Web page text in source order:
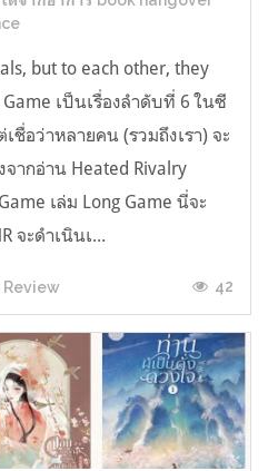
but to each other, they
เป็นเรื่องลำดับที่ 6 ในซี
ชื่อว่าหลายคน (รวมถึงเรา) จะ
ากอ่าน Heated Rivalry
เล่ม Long Game นี่จะ
จะดำเนินเ...
Review 42